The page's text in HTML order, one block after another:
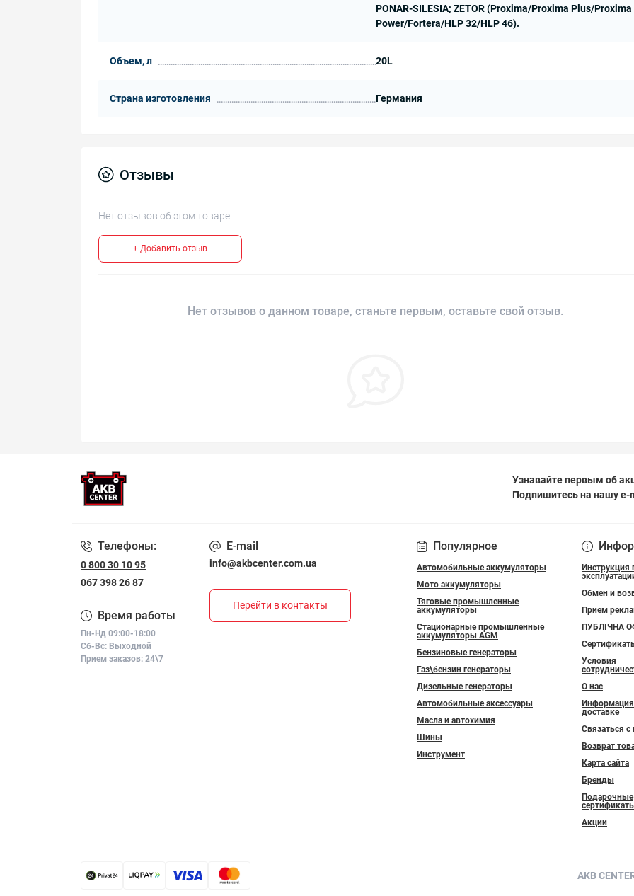
PONAR-SILESIA; ZETOR (Proxima/Proxima Plus/Proxima
Power/Fortera/HLP 32/HLP 46).
Объем, л 20L
Страна изготовления Германия
Отзывы
Нет отзывов об этом товаре.
+ Добавить отзыв
Нет отзывов о данном товаре, станьте первым, оставьте свой отзыв.
Узнавайте первым об
Подпишитесь на нашу e-
Телефоны:
0 800 30 10 95
067 398 26 87
Время работы
Пн-Нд 09:00-18:00
Сб-Вс: Выходной
Прием заказов: 24\7
E-mail
info@akbcenter.com.ua
Перейти в контакты
Популярное
Автомобильные аккумуляторы
Мото аккумуляторы
Тяговые промышленные
аккумуляторы
Стационарные промышленные
аккумуляторы AGM
Бензиновые генераторы
Газ\бензин генераторы
Дизельные генераторы
Автомобильные аксессуары
Масла и автохимия
Шины
Инструмент
Инструкция
Обмен и
Прием
ПУБЛІЧНА
Условия
О нас
доставке
Связаться с
Возврат
Карта сайта
Бренды
Подарочные
Акции
AKB